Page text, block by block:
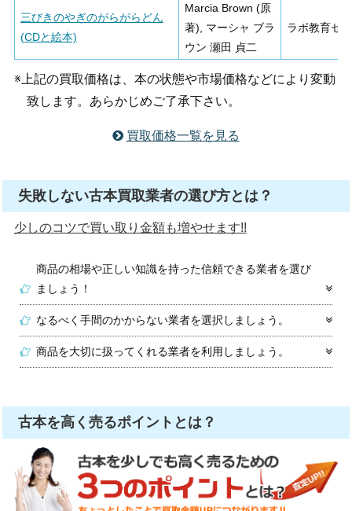
三びきのやぎのがらがらどん
(CDと絵本)
Marcia Brown (原
著), マーシャ ブラ
ウン 瀬田 貞二
ラボ教育セ
※上記の買取価格は、本の状態や市場価格などにより変動
致します。あらかじめご了承下さい。
買取価格一覧を見る
失敗しない古本買取業者の選び方とは？
少しのコツで買い取り金額も増やせます!!
商品の相場や正しい知識を持った信頼できる業者を選び
ましょう！
なるべく手間のかからない業者を選択しましょう。
商品を大切に扱ってくれる業者を利用しましょう。
古本を高く売るポイントとは？